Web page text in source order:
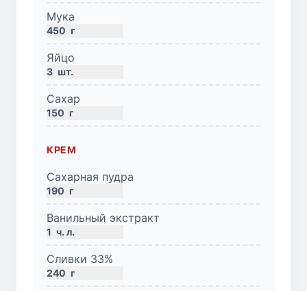
Мука
450 г
Яйцо
3 шт.
Сахар
150 г
КРЕМ
Сахарная пудра
190 г
Ванильный экстракт
1 ч. л.
Сливки 33%
240 г